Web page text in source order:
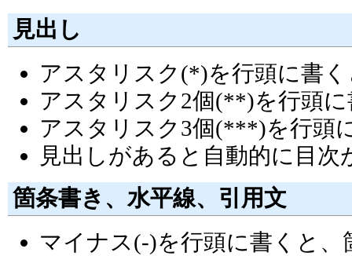
見出し
アスタリスク(*)を行頭に書
アスタリスク2個(**)を行頭
アスタリスク3個(***)を行頭
見出しがあると自動的に目次
箇条書き、水平線、引用文
マイナス(-)を行頭に書くと